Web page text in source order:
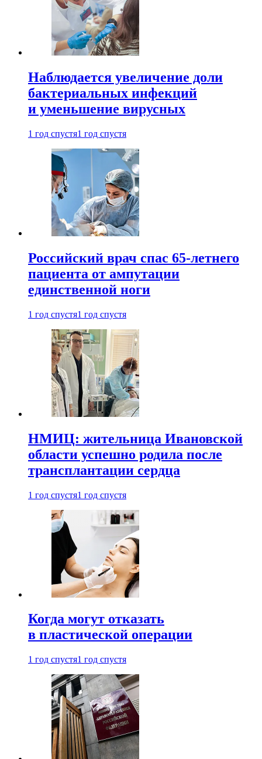
Наблюдается увеличение доли
бактериальных инфекций
и уменьшение вирусных
1 год спустя1 год спустя
Российский врач спас 65-летнего
пациента от ампутации
единственной ноги
1 год спустя1 год спустя
НМИЦ: жительница Ивановской
области успешно родила после
трансплантации сердца
1 год спустя1 год спустя
Когда могут отказать
в пластической операции
1 год спустя1 год спустя